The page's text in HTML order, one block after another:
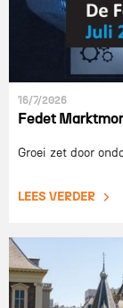
16/7/2026
Fedet
Groei zet door
LEES VERDER